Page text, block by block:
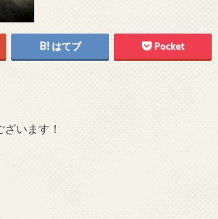
はてブ Pocket
います！